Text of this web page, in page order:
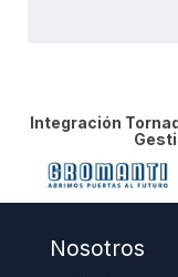
Integración
Nosotros